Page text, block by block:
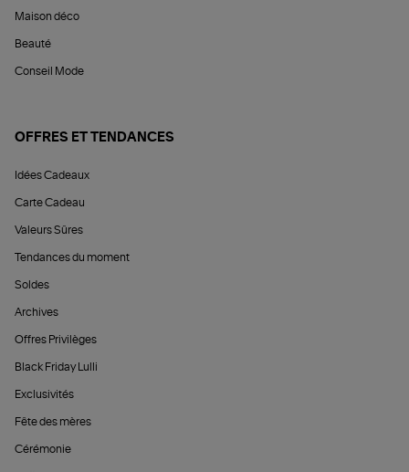
Maison déco
Beauté
Conseil Mode
OFFRES ET TENDANCES
Idées Cadeaux
Carte Cadeau
Valeurs Sûres
Tendances du moment
Soldes
Archives
Offres Privilèges
Black Friday Lulli
Exclusivités
Fête des mères
Cérémonie